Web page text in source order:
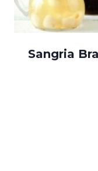
Sangria